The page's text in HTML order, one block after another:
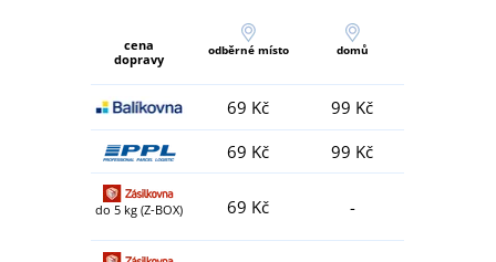
cena
dopravy
odběrné místo domů
69 Kč
99 Kč
69 Kč
99 Kč
do 5 kg (Z-BOX) 69 Kč -